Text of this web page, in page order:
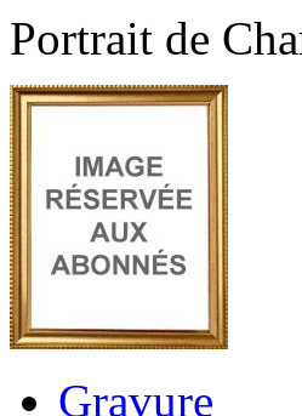
Portrait de
Gravure